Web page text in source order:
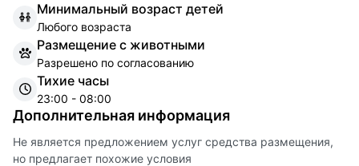
Минимальный возраст детей
Любого возраста
Размещение с животными
Разрешено по согласованию
Тихие часы
23:00 - 08:00
Дополнительная информация
Не является предложением услуг средства размещения,
но предлагает похожие условия